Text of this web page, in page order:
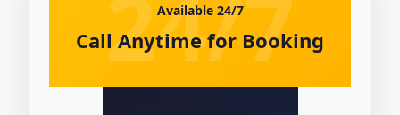
Available 24/7
Call Anytime for Booking